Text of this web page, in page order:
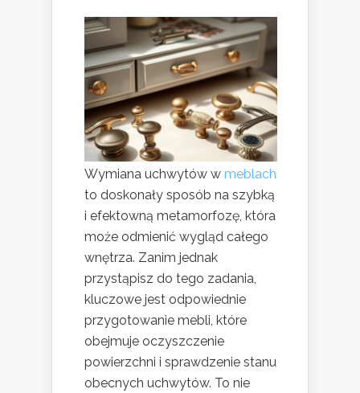
Wymiana uchwytów w meblach
to doskonały sposób na szybką
i efektowną metamorfozę, która
może odmienić wygląd całego
wnętrza. Zanim jednak
przystąpisz do tego zadania,
kluczowe jest odpowiednie
przygotowanie mebli, które
obejmuje oczyszczenie
powierzchni i sprawdzenie stanu
obecnych uchwytów. To nie